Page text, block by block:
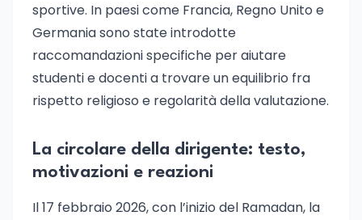
sportive. In paesi come Francia, Regno Unito e
Germania sono state introdotte
raccomandazioni specifiche per aiutare
studenti e docenti a trovare un equilibrio fra
rispetto religioso e regolarità della valutazione.
La circolare della dirigente: testo,
motivazioni e reazioni
Il 17 febbraio 2026, con l’inizio del Ramadan, la